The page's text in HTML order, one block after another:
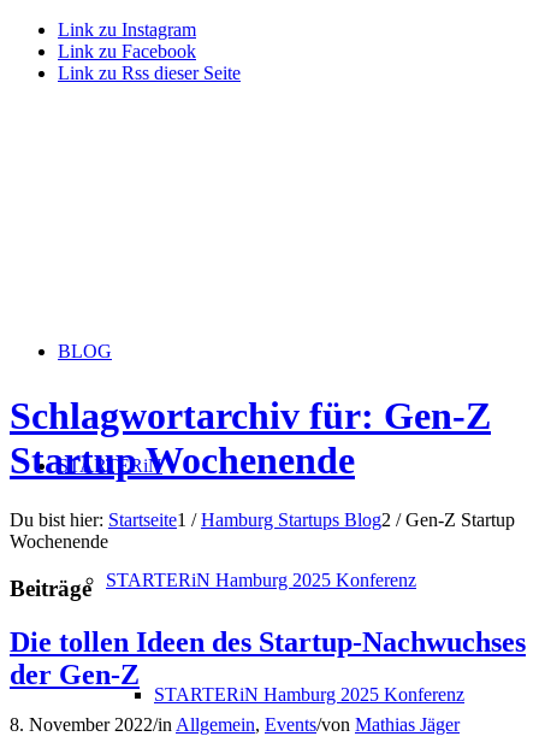
Link zu Instagram
Link zu Facebook
Link zu Rss dieser Seite
BLOG
STARTERiN
STARTERiN Hamburg 2025 Konferenz
STARTERiN Hamburg 2025 Konferenz
Schlagwortarchiv für: Gen-Z
Startup Wochenende
Du bist hier: Startseite1 / Hamburg Startups Blog2 / Gen-Z Startup
Wochenende
Beiträge
Die tollen Ideen des Startup-Nachwuchses
der Gen-Z
8. November 2022/inAllgemein, Events/von Mathias Jäger